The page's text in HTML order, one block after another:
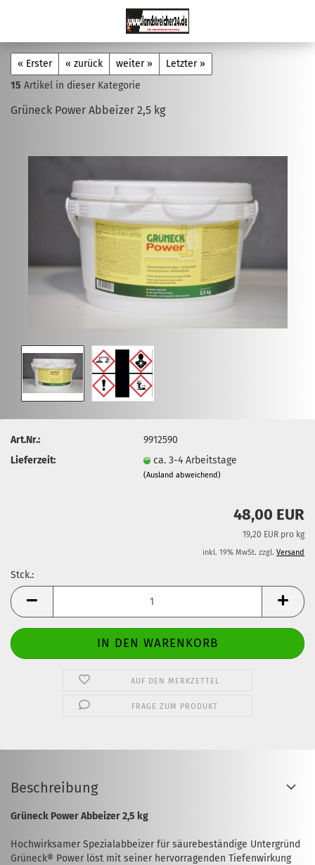
« Erster « zurück weiter »
Letzter »
15 Artikel in dieser Kategorie
Grüneck Power Abbeizer 2,5 kg
Art.Nr.:
9912590
Lieferzeit:
ca. 3-4 Arbeitstage
(Ausland abweichend)
48,00 EUR
19,20 EUR pro kg
inkl. 19% MwSt. zzgl. Versand
Stck.:
Stck.
AUF DEN MERKZETTEL
FRAGE ZUM PRODUKT
Beschreibung
Grüneck Power Abbeizer 2,5 kg
Hochwirksamer Spezialabbeizer für säurebeständige Untergründ
Grüneck® Power löst mit seiner hervorragenden Tiefenwirkung